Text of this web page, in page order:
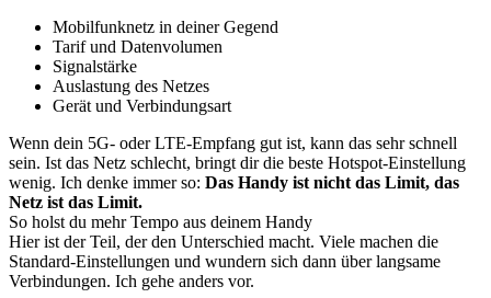
Mobilfunknetz in deiner Gegend
Tarif und Datenvolumen
Signalstärke
Auslastung des Netzes
Gerät und Verbindungsart
Wenn dein 5G- oder LTE-Empfang gut ist, kann das sehr schnell
sein. Ist das Netz schlecht, bringt dir die beste Hotspot-Einstellung
wenig. Ich denke immer so: Das Handy ist nicht das Limit, das
Netz ist das Limit.
So holst du mehr Tempo aus deinem Handy
Hier ist der Teil, der den Unterschied macht. Viele machen die
Standard-Einstellungen und wundern sich dann über langsame
Verbindungen. Ich gehe anders vor.